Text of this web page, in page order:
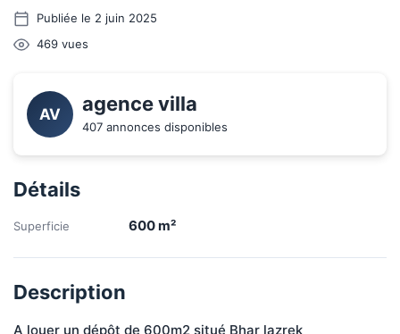
Publiée le 2 juin 2025
469 vues
AV agence villa
407 annonces disponibles
Détails
Superficie 600m²
Description
A louer un dépôt de 600m2 situé Bhar lazrek